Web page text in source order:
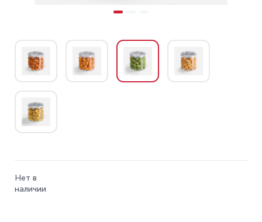
Нет в
наличии